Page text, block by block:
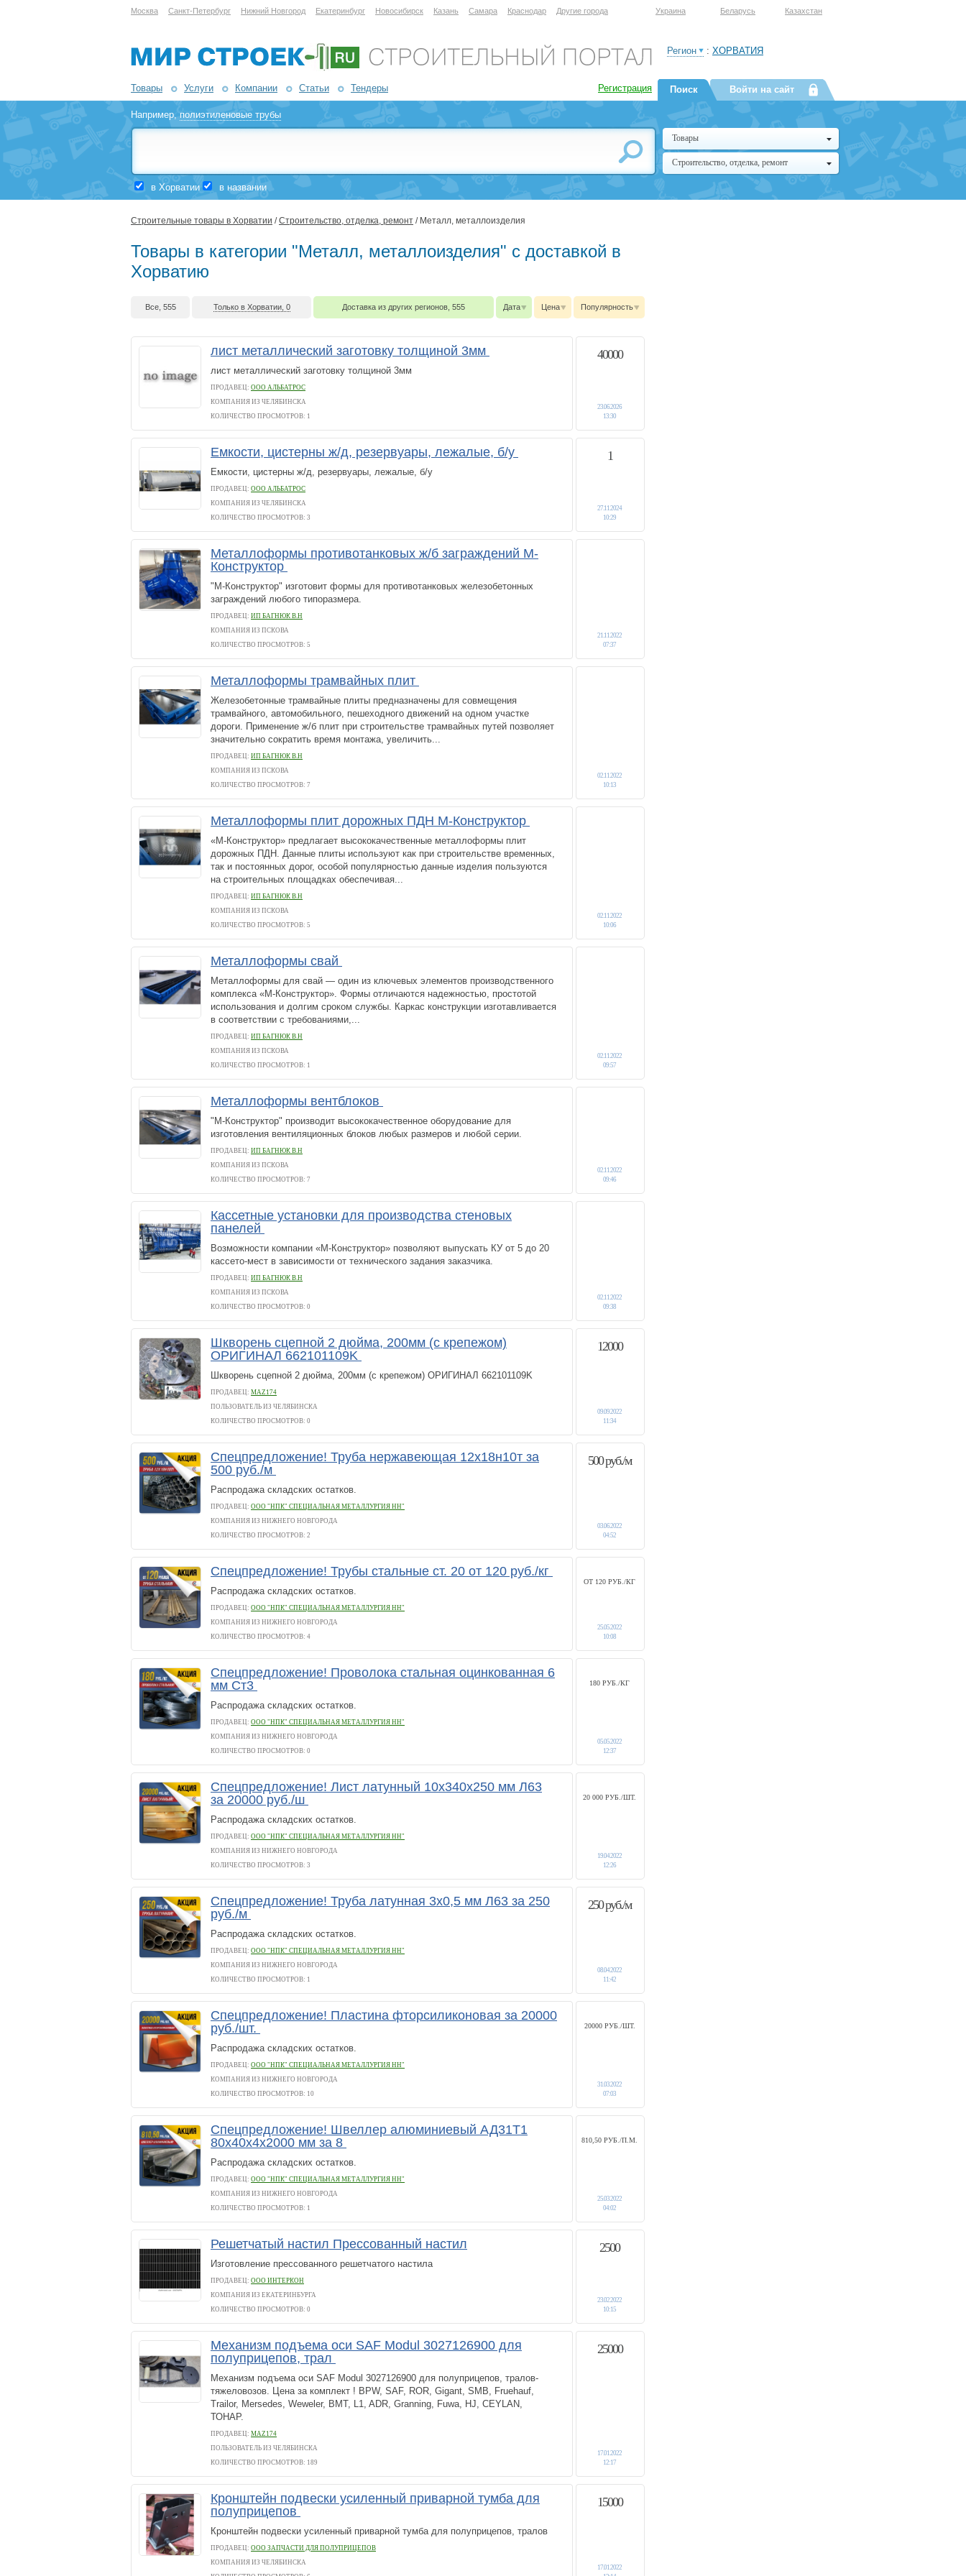
Москва Санкт-Петербург Нижний Новгород Екатеринбург Новосибирск Казань Самара Краснодар Другие города Украина Беларусь Казахстан
Товары Услуги Компании Статьи Тендеры Регистрация
Регион : ХОРВАТИЯ
Например,полиэтиленовые трубы
в Хорватии в названии
Поиск Войти на сайт
Товары
Строительство, отделка, ремонт
Строительные товары в Хорватии /Строительство, отделка, ремонт / Металл, металлоизделия
Товары в категории "Металл, металлоизделия" с доставкой в
Хорватию
Все, 555 Только в Хорватии, 0 Доставка из других регионов, 555 Дата Цена Популярность
лист металлический заготовку толщиной 3мм
лист металлический заготовку толщиной 3мм
ПРОДАВЕЦ: ООО АЛЬБАТРОС
КОМПАНИЯ ИЗ ЧЕЛЯБИНСКА
КОЛИЧЕСТВО ПРОСМОТРОВ: 1
40000
23.06.2026
13:30
Емкости, цистерны ж/д, резервуары, лежалые, б/у
Емкости, цистерны ж/д, резервуары, лежалые, б/у
ПРОДАВЕЦ: ООО АЛЬБАТРОС
КОМПАНИЯ ИЗ ЧЕЛЯБИНСКА
КОЛИЧЕСТВО ПРОСМОТРОВ: 3
1
27.11.2024
10:29
Металлоформы противотанковых ж/б заграждений М-
Конструктор
"М-Конструктор" изготовит формы для противотанковых железобетонных
заграждений любого типоразмера.
ПРОДАВЕЦ: ИП БАГНЮК В.Н
КОМПАНИЯ ИЗ ПСКОВА
КОЛИЧЕСТВО ПРОСМОТРОВ: 5
21.11.2022
07:37
Металлоформы трамвайных плит
Железобетонные трамвайные плиты предназначены для совмещения
трамвайного, автомобильного, пешеходного движений на одном участке
дороги. Применение ж/б плит при строительстве трамвайных путей позволяет
значительно сократить время монтажа, увеличить...
ПРОДАВЕЦ: ИП БАГНЮК В.Н
КОМПАНИЯ ИЗ ПСКОВА
КОЛИЧЕСТВО ПРОСМОТРОВ: 7
02.11.2022
10:13
Металлоформы плит дорожных ПДН М-Конструктор
«М-Конструктор» предлагает высококачественные металлоформы плит
дорожных ПДН. Данные плиты используют как при строительстве временных,
так и постоянных дорог, особой популярностью данные изделия пользуются
на строительных площадках обеспечивая...
ПРОДАВЕЦ: ИП БАГНЮК В.Н
КОМПАНИЯ ИЗ ПСКОВА
КОЛИЧЕСТВО ПРОСМОТРОВ: 5
02.11.2022
10:06
Металлоформы свай
Металлоформы для свай — один из ключевых элементов производственного
комплекса «М-Конструктор». Формы отличаются надежностью, простотой
использования и долгим сроком службы. Каркас конструкции изготавливается
в соответствии с требованиями,...
ПРОДАВЕЦ: ИП БАГНЮК В.Н
КОМПАНИЯ ИЗ ПСКОВА
КОЛИЧЕСТВО ПРОСМОТРОВ: 1
02.11.2022
09:57
Металлоформы вентблоков
"М-Конструктор" производит высококачественное оборудование для
изготовления вентиляционных блоков любых размеров и любой серии.
ПРОДАВЕЦ: ИП БАГНЮК В.Н
КОМПАНИЯ ИЗ ПСКОВА
КОЛИЧЕСТВО ПРОСМОТРОВ: 7
02.11.2022
09:46
Кассетные установки для производства стеновых
панелей
Возможности компании «М-Конструктор» позволяют выпускать КУ от 5 до 20
кассето-мест в зависимости от технического задания заказчика.
ПРОДАВЕЦ: ИП БАГНЮК В.Н
КОМПАНИЯ ИЗ ПСКОВА
КОЛИЧЕСТВО ПРОСМОТРОВ: 0
02.11.2022
09:38
Шкворень сцепной 2 дюйма, 200мм (с крепежом)
ОРИГИНАЛ 662101109K
Шкворень сцепной 2 дюйма, 200мм (с крепежом) ОРИГИНАЛ 662101109K
ПРОДАВЕЦ: MAZ174
ПОЛЬЗОВАТЕЛЬ ИЗ ЧЕЛЯБИНСКА
КОЛИЧЕСТВО ПРОСМОТРОВ: 0
12000
09.09.2022
11:34
Спецпредложение! Труба нержавеющая 12х18н10т за
500 руб./м
Распродажа складских остатков.
ПРОДАВЕЦ: ООО "НПК" СПЕЦИАЛЬНАЯ МЕТАЛЛУРГИЯ НН"
КОМПАНИЯ ИЗ НИЖНЕГО НОВГОРОДА
КОЛИЧЕСТВО ПРОСМОТРОВ: 2
500 руб./м
03.06.2022
04:52
Спецпредложение! Трубы стальные ст. 20 от 120 руб./кг
Распродажа складских остатков.
ПРОДАВЕЦ: ООО "НПК" СПЕЦИАЛЬНАЯ МЕТАЛЛУРГИЯ НН"
КОМПАНИЯ ИЗ НИЖНЕГО НОВГОРОДА
КОЛИЧЕСТВО ПРОСМОТРОВ: 4
ОТ 120 РУБ./КГ
25.05.2022
10:08
Спецпредложение! Проволока стальная оцинкованная 6
мм Ст3
Распродажа складских остатков.
ПРОДАВЕЦ: ООО "НПК" СПЕЦИАЛЬНАЯ МЕТАЛЛУРГИЯ НН"
КОМПАНИЯ ИЗ НИЖНЕГО НОВГОРОДА
КОЛИЧЕСТВО ПРОСМОТРОВ: 0
180 РУБ./КГ
05.05.2022
12:37
Спецпредложение! Лист латунный 10х340х250 мм Л63
за 20000 руб./ш
Распродажа складских остатков.
ПРОДАВЕЦ: ООО "НПК" СПЕЦИАЛЬНАЯ МЕТАЛЛУРГИЯ НН"
КОМПАНИЯ ИЗ НИЖНЕГО НОВГОРОДА
КОЛИЧЕСТВО ПРОСМОТРОВ: 3
20 000 РУБ./ШТ.
19.04.2022
12:26
Спецпредложение! Труба латунная 3х0,5 мм Л63 за 250
руб./м
Распродажа складских остатков.
ПРОДАВЕЦ: ООО "НПК" СПЕЦИАЛЬНАЯ МЕТАЛЛУРГИЯ НН"
КОМПАНИЯ ИЗ НИЖНЕГО НОВГОРОДА
КОЛИЧЕСТВО ПРОСМОТРОВ: 1
250 руб./м
08.04.2022
11:42
Спецпредложение! Пластина фторсиликоновая за 20000
руб./шт.
Распродажа складских остатков.
ПРОДАВЕЦ: ООО "НПК" СПЕЦИАЛЬНАЯ МЕТАЛЛУРГИЯ НН"
КОМПАНИЯ ИЗ НИЖНЕГО НОВГОРОДА
КОЛИЧЕСТВО ПРОСМОТРОВ: 10
20000 РУБ./ШТ.
31.03.2022
07:03
Спецпредложение! Швеллер алюминиевый АД31Т1
80х40х4х2000 мм за 8
Распродажа складских остатков.
ПРОДАВЕЦ: ООО "НПК" СПЕЦИАЛЬНАЯ МЕТАЛЛУРГИЯ НН"
КОМПАНИЯ ИЗ НИЖНЕГО НОВГОРОДА
КОЛИЧЕСТВО ПРОСМОТРОВ: 1
810,50 РУБ./П.М.
25.03.2022
04:02
Решетчатый настил Прессованный настил
Изготовление прессованного решетчатого настила
ПРОДАВЕЦ: ООО ИНТЕРКОН
КОМПАНИЯ ИЗ ЕКАТЕРИНБУРГА
КОЛИЧЕСТВО ПРОСМОТРОВ: 0
2500
23.02.2022
10:15
Механизм подъема оси SAF Modul 3027126900 для
полуприцепов, трал
Механизм подъема оси SAF Modul 3027126900 для полуприцепов, тралов-
тяжеловозов. Цена за комплект ! BPW, SAF, ROR, Gigant, SMB, Fruehauf,
Trailor, Mersedes, Weweler, BMT, L1, ADR, Granning, Fuwa, HJ, CEYLAN,
ТОНАР.
ПРОДАВЕЦ: MAZ174
ПОЛЬЗОВАТЕЛЬ ИЗ ЧЕЛЯБИНСКА
КОЛИЧЕСТВО ПРОСМОТРОВ: 189
25000
17.01.2022
12:17
Кронштейн подвески усиленный приварной тумба для
полуприцепов
Кронштейн подвески усиленный приварной тумба для полуприцепов, тралов
ПРОДАВЕЦ: ООО ЗАПЧАСТИ ДЛЯ ПОЛУПРИЦЕПОВ
КОМПАНИЯ ИЗ ЧЕЛЯБИНСКА
15000
17.01.2022